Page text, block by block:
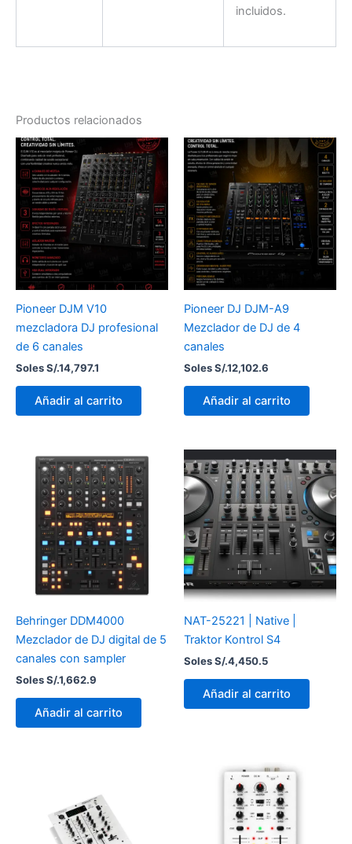
incluidos.
Productos relacionados
Pioneer DJM V10
mezcladora DJ profesional
de 6 canales
Soles S/.14,797.1
Añadir al carrito
Pioneer DJ DJM-A9
Mezclador de DJ de 4
canales
Soles S/.12,102.6
Añadir al carrito
Behringer DDM4000
Mezclador de DJ digital de 5
canales con sampler
Soles S/.1,662.9
Añadir al carrito
NAT-25221 | Native |
Traktor Kontrol S4
Soles S/.4,450.5
Añadir al carrito